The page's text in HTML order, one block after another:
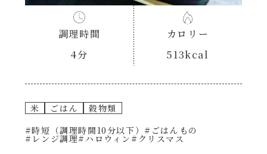
おつまみ/おやつ
ごはんもの
シャンタンシリーズ
シャンタン粉末
創味のつゆ
調理時間
4分
カロリー
513kcal
米 ごはん
穀物類
#時短（調理時間10分以下） #ごはんもの
#レンジ調理#ハロウィン #クリスマス